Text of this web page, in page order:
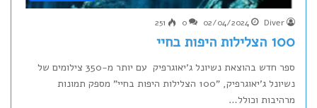
Diver
02/04/2024
0
251
100 הצלילות היפות בחיי
ספר חדש בהוצאת נשיונל ג'יאוגרפיק עם יותר מ-350 צילומים של
נשיונל ג'יאוגרפיק, "100 הצלילות היפות בחיי" מספק תמונות
מרהיבות וכולל…